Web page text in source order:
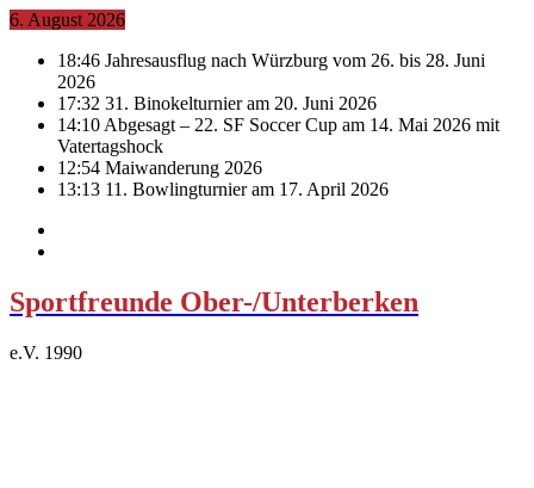
6. August 2026
18:46 Jahresausflug nach Würzburg vom 26. bis 28. Juni
2026
17:32 31. Binokelturnier am 20. Juni 2026
14:10 Abgesagt – 22. SF Soccer Cup am 14. Mai 2026 mit
Vatertagshock
12:54 Maiwanderung 2026
13:13 11. Bowlingturnier am 17. April 2026
Sportfreunde Ober-/Unterberken
e.V. 1990